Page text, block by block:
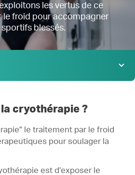
les vertus de ce
le froid pour accompagner
sportifs blessés.
la cryothérapie ?
le traitement par le froid
pour soulager la
est d’exposer le